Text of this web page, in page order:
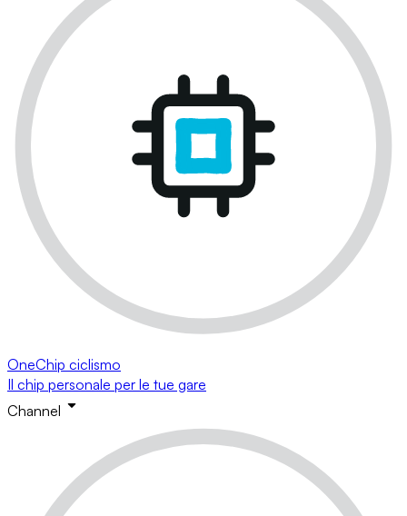
OneChip ciclismo
Il chip personale per le tue gare
Channel